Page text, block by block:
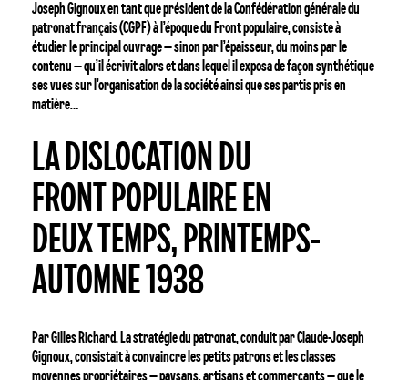
Joseph Gignoux en tant que président de la Confédération générale du
patronat français (CGPF) à l’époque du Front populaire, consiste à
étudier le principal ouvrage – sinon par l’épaisseur, du moins par le
contenu – qu’il écrivit alors et dans lequel il exposa de façon synthétique
ses vues sur l’organisation de la société ainsi que ses partis pris en
matière…
dislocation
du
Front
populaire
deux
temps,
1938
LA DISLOCATION DU
FRONT POPULAIRE EN
DEUX TEMPS, PRINTEMPS-
AUTOMNE 1938
Par Gilles Richard. La stratégie du patronat, conduit par Claude-Joseph
Gignoux, consistait à convaincre les petits patrons et les classes
moyennes propriétaires – paysans, artisans et commerçants – que le